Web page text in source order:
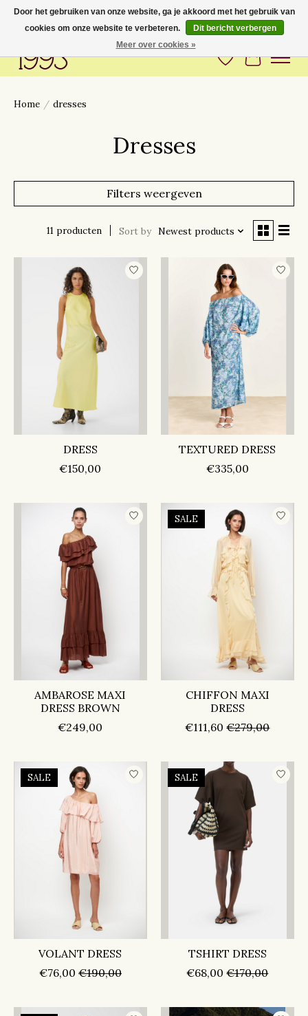
Love to have you around
Verlanglijst
Home / dresses
Dresses
Filters weergeven
11 producten Sort by Newest products
DRESS
€150,00
TEXTURED DRESS
€335,00
AMBAROSE MAXI
DRESS BROWN
€249,00
SALE
CHIFFON MAXI
DRESS
€111,60 €279,00
SALE
VOLANT DRESS
€76,00 €190,00
SALE
TSHIRT DRESS
€68,00 €170,00
Door het gebruiken van onze website, ga je akkoord met het gebruik van
cookies om onze website te verbeteren.
Dit bericht verbergen
Meer over cookies »